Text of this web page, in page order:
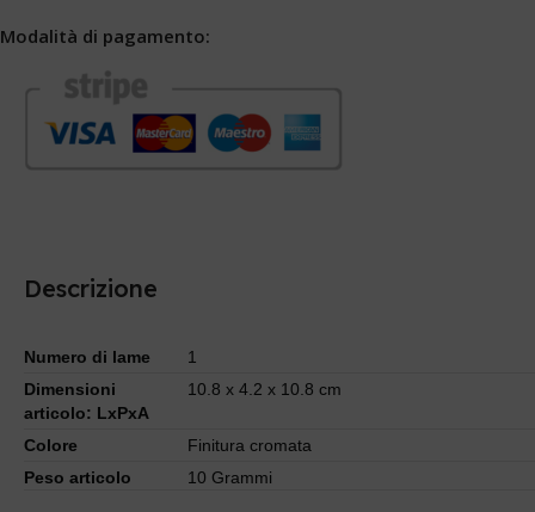
Modalità di pagamento:
Descrizione
Numero di lame
1
Dimensioni
articolo: LxPxA
10.8 x 4.2 x 10.8 cm
Colore
Finitura cromata
Peso articolo
10 Grammi